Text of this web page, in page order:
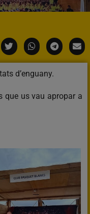
d’enguany.
que us vau apropar a